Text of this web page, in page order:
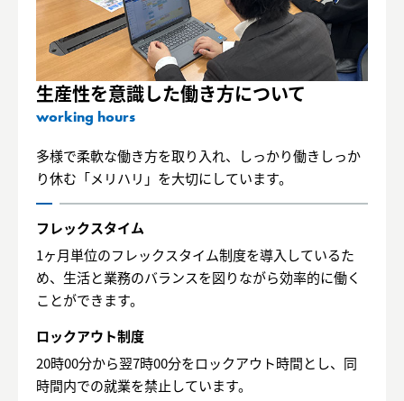
生産性を意識した働き方について
working hours
多様で柔軟な働き方を取り入れ、しっかり働きしっか
り休む「メリハリ」を大切にしています。
フレックスタイム
1ヶ月単位のフレックスタイム制度を導入しているた
め、生活と業務のバランスを図りながら効率的に働く
ことができます。
ロックアウト制度
20時00分から翌7時00分をロックアウト時間とし、同
時間内での就業を禁止しています。